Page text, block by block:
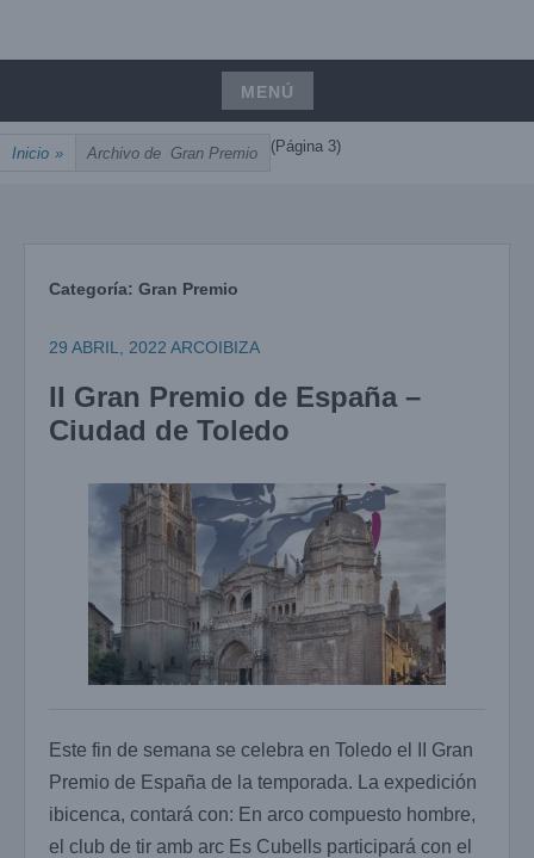
ARCOIBIZA
MENÚ
Saltar
al
Inicio » Archivo de Gran Premio (Página 3)
Categoría: Gran Premio
29 ABRIL, 2022 ARCOIBIZA
II Gran Premio de España –
Ciudad de Toledo
Este fin de semana se celebra en Toledo el II Gran
Premio de España de la temporada. La expedición
ibicenca, contará con: En arco compuesto hombre,
el club de tir amb arc Es Cubells participará con el